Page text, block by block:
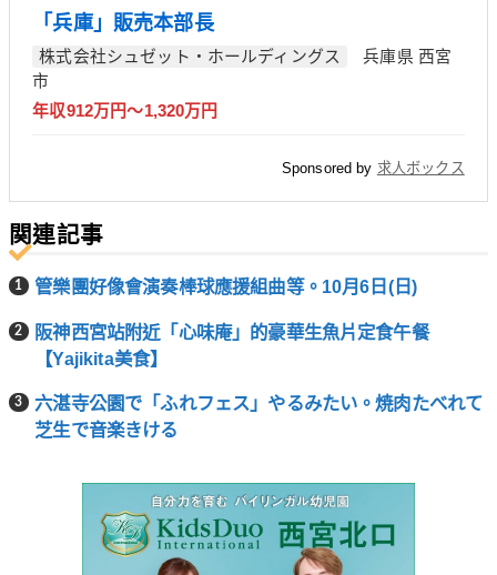
「兵庫」販売本部長
株式会社シュゼット・ホールディングス
兵庫県 西宮
市
年収912万円～1,320万円
Sponsored by 求人ボックス
関連記事
管樂團好像會演奏棒球應援組曲等。10月6日(日)
阪神西宮站附近「心味庵」的豪華生魚片定食午餐
【Yajikita美食】
六湛寺公園で「ふれフェス」やるみたい。焼肉たべれて
芝生で音楽きける